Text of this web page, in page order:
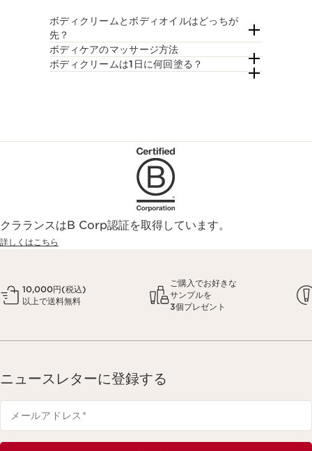
ボディクリームとボディオイルはどっちが
先？
ボディケアのマッサージ方法
ボディクリームは1日に何回塗る？
クラランスはB Corp認証を取得しています。
詳しくはこちら
10,000円(税込)
以上で送料無料
ご購入でお好きな
サンプルを
3個プレゼント
ニュースレターに登録する
メールアドレス *